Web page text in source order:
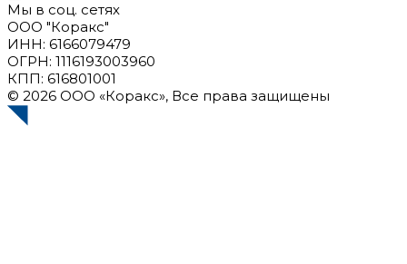
Мы в соц. сетях
ООО "Коракс"
ИНН: 6166079479
ОГРН: 1116193003960
КПП: 616801001
© 2026 ООО «Коракс», Все права защищены